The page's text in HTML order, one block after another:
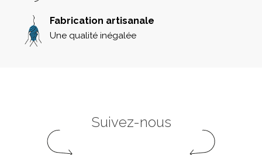
Fabrication artisanale
Une qualité inégalée
Suivez-nous